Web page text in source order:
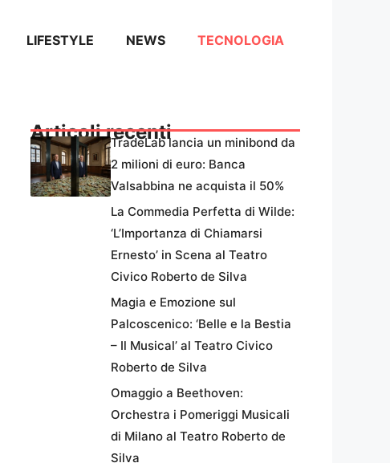
LIFESTYLE NEWS TECNOLOGIA
Articoli recentiTradeLab lancia un minibond da
2 milioni di euro: Banca
Valsabbina ne acquista il 50%
La Commedia Perfetta di Wilde:
‘L’Importanza di Chiamarsi
Ernesto’ in Scena al Teatro
Civico Roberto de Silva
Magia e Emozione sul
Palcoscenico: ‘Belle e la Bestia
– Il Musical’ al Teatro Civico
Roberto de Silva
Omaggio a Beethoven:
Orchestra i Pomeriggi Musicali
di Milano al Teatro Roberto de
Silva